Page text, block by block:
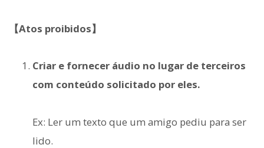
【Atos proibidos】
Criar e fornecer áudio no lugar de terceiros
com conteúdo solicitado por eles.
Ex: Ler um texto que um amigo pediu para ser
lido.